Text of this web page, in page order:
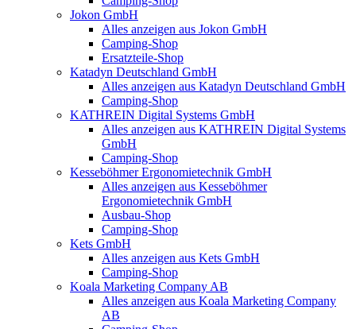
Jokon GmbH
Alles anzeigen aus Jokon GmbH
Camping-Shop
Ersatzteile-Shop
Katadyn Deutschland GmbH
Alles anzeigen aus Katadyn Deutschland GmbH
Camping-Shop
KATHREIN Digital Systems GmbH
Alles anzeigen aus KATHREIN Digital Systems
GmbH
Camping-Shop
Kesseböhmer Ergonomietechnik GmbH
Alles anzeigen aus Kesseböhmer
Ergonomietechnik GmbH
Ausbau-Shop
Camping-Shop
Kets GmbH
Alles anzeigen aus Kets GmbH
Camping-Shop
Koala Marketing Company AB
Alles anzeigen aus Koala Marketing Company
AB